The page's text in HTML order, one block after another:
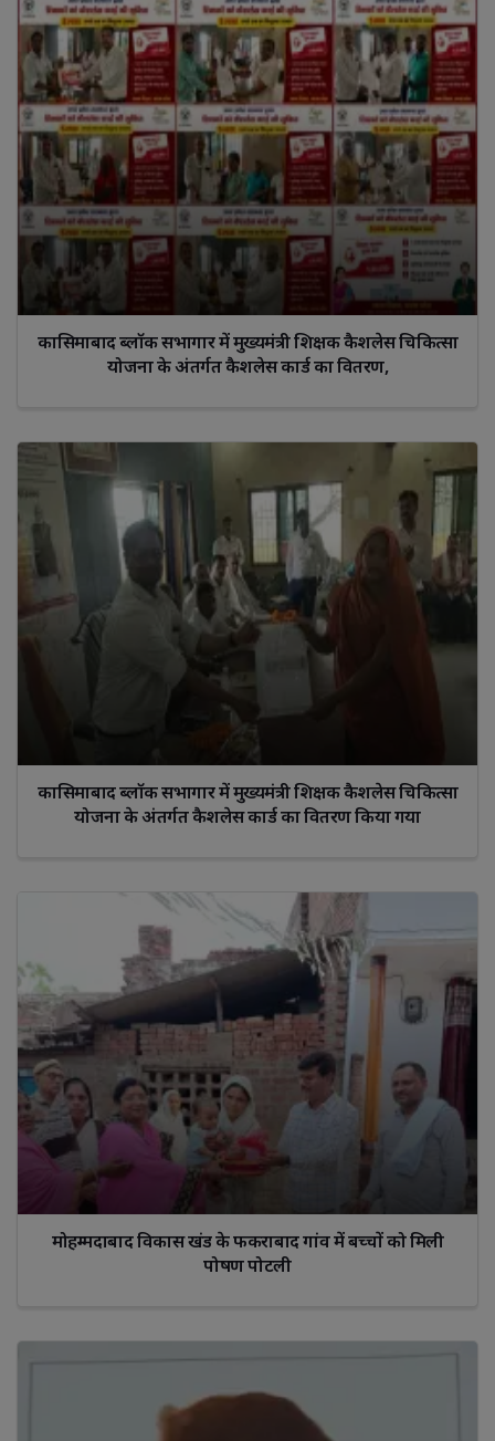
कासिमाबाद ब्लॉक सभागार में मुख्यमंत्री शिक्षक कैशलेस चिकित्सा
योजना के अंतर्गत कैशलेस कार्ड का वितरण,
कासिमाबाद ब्लॉक सभागार में मुख्यमंत्री शिक्षक कैशलेस चिकित्सा
योजना के अंतर्गत कैशलेस कार्ड का वितरण किया गया
मोहम्मदाबाद विकास खंड के फकराबाद गांव में बच्चों को मिली
पोषण पोटली